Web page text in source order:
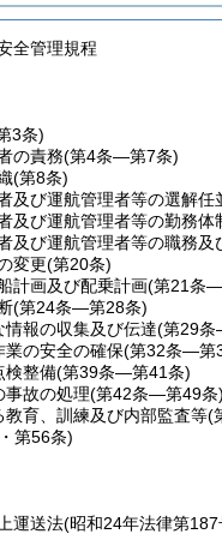
全管理規程
3条)
の責務(第4条―第7条)
(第8条)
及び運航管理者等の選解任
及び運航管理者等の勤務体
及び運航管理者等の職務及
変更(第20条)
計画及び配乗計画(第21条
(第24条―第28条)
情報の収集及び伝達(第29
業の安全の確保(第32条―第
検整備(第39条―第41条)
事故の処理(第42条―第49条)
教育、訓練及び内部監査等(
第56条)
運送法(昭和24年法律第187